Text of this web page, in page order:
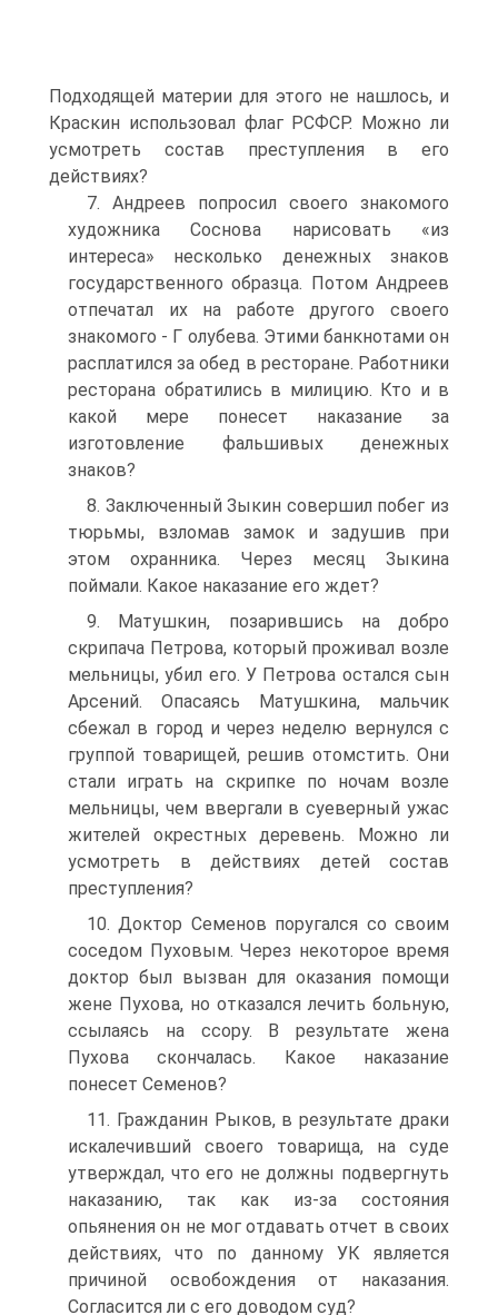
Подходящей материи для этого не нашлось, и
Краскин использовал флаг РСФСР. Можно ли
усмотреть состав преступления в его
действиях?
7. Андреев попросил своего знакомого
художника Соснова нарисовать «из
интереса» несколько денежных знаков
государственного образца. Потом Андреев
отпечатал их на работе другого своего
знакомого - Г олубева. Этими банкнотами он
расплатился за обед в ресторане. Работники
ресторана обратились в милицию. Кто и в
какой мере понесет наказание за
изготовление фальшивых денежных
знаков?
8. Заключенный Зыкин совершил побег из
тюрьмы, взломав замок и задушив при
этом охранника. Через месяц Зыкина
поймали. Какое наказание его ждет?
9. Матушкин, позарившись на добро
скрипача Петрова, который проживал возле
мельницы, убил его. У Петрова остался сын
Арсений. Опасаясь Матушкина, мальчик
сбежал в город и через неделю вернулся с
группой товарищей, решив отомстить. Они
стали играть на скрипке по ночам возле
мельницы, чем ввергали в суеверный ужас
жителей окрестных деревень. Можно ли
усмотреть в действиях детей состав
преступления?
10. Доктор Семенов поругался со своим
соседом Пуховым. Через некоторое время
доктор был вызван для оказания помощи
жене Пухова, но отказался лечить больную,
ссылаясь на ссору. В результате жена
Пухова скончалась. Какое наказание
понесет Семенов?
11. Гражданин Рыков, в результате драки
искалечивший своего товарища, на суде
утверждал, что его не должны подвергнуть
наказанию, так как из-за состояния
опьянения он не мог отдавать отчет в своих
действиях, что по данному УК является
причиной освобождения от наказания.
Согласится ли с его доводом суд?